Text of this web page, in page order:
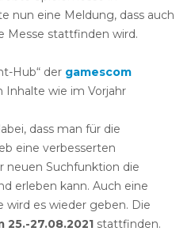
nun eine Meldung, dass auch
Messe stattfinden wird.
Hub“ der gamescom
wie im Vorjahr
dass man für die
eine verbesserten
neuen Suchfunktion die
erleben kann. Auch eine
wird es wieder geben. Die
25.-27.08.2021 stattfinden.